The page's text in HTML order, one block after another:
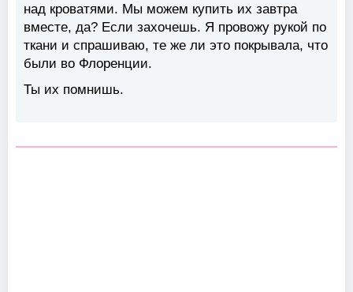
над кроватями. Мы можем купить их завтра
вместе, да? Если захочешь. Я провожу рукой по
ткани и спрашиваю, те же ли это покрывала, что
были во Флоренции.
Ты их помнишь.